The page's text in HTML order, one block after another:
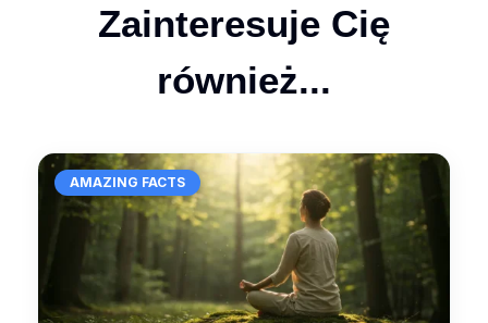
Zainteresuje Cię
również...
AMAZING FACTS